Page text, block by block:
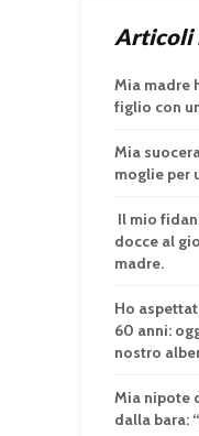
Articoli
Mia madre
figlio con
Mia
moglie per
Il mio
docce al
madre.
Ho
60 anni:
nostro
Mia nipote
dalla bara: